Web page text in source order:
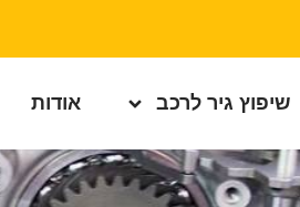
שיפוץ גיר לרכב אודות